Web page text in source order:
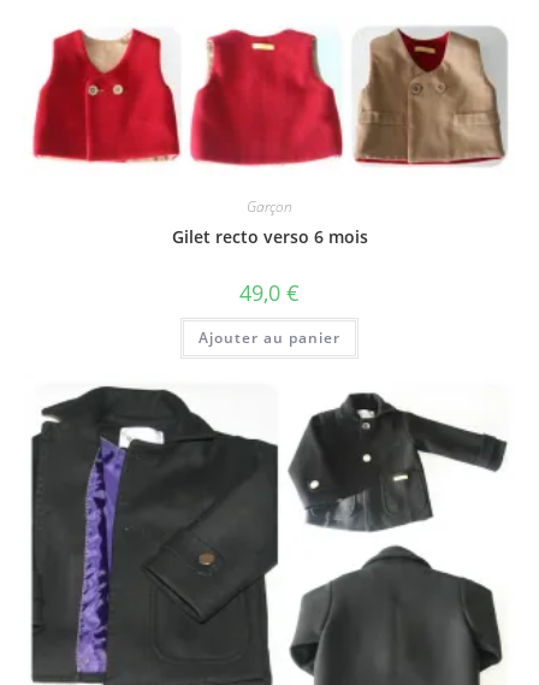
Garçon
Gilet recto verso 6 mois
49,0 €
Ajouter au panier